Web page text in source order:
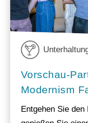
Vorschau-
Modernism
Entgehen Sie